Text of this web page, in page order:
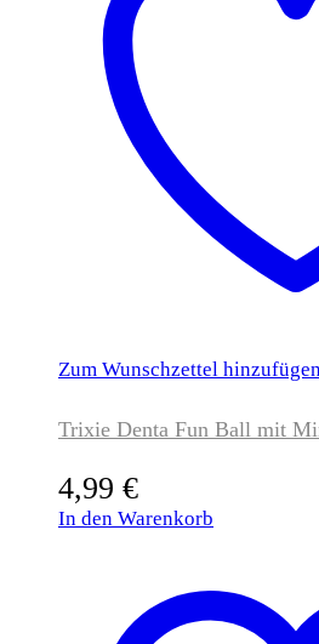
Zum Wunschzettel
Trixie Denta Fun Ball mit
4,99 €
In den Warenkorb